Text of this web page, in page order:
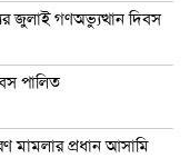
জুলাই গণঅভ্যুত্থান দিবস
পালিত
মামলার প্রধান আসামি